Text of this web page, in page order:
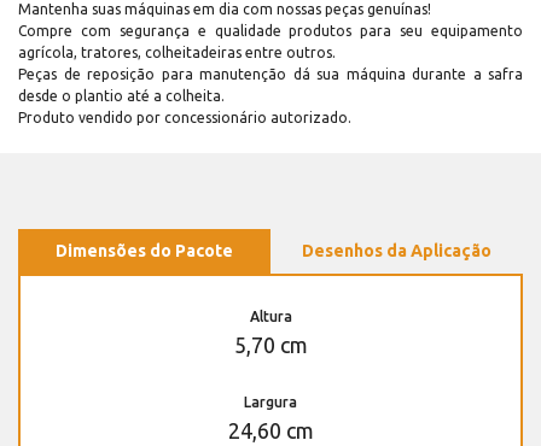
Mantenha suas máquinas em dia com nossas peças genuínas!
Compre com segurança e qualidade produtos para seu equipamento
agrícola, tratores, colheitadeiras entre outros.
Peças de reposição para manutenção dá sua máquina durante a safra
desde o plantio até a colheita.
Produto vendido por concessionário autorizado.
Dimensões do Pacote Desenhos da Aplicação
Altura
5,70 cm
Largura
24,60 cm